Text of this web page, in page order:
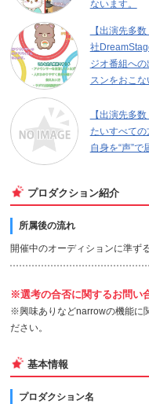
ないます。
【出演先多
社
ジオ番組へ
スンをおこな
【出演先多
たいすべて
自身を“声”で
プロダクション紹介
所属後の流れ
開催中のオーディションに準ず
※選考の合否に関するお問い
※興味ありなどnarrowの機能に
ださい。
基本情報
プロダクション名